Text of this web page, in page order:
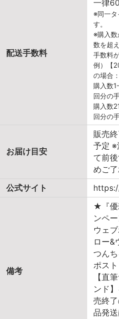
配送手数料
一律
※同一タ
す。
※購入数
数を超
手数料
例）【
の場合：
購入数
回分の
購入数
回分の
お届け目安
販売
予定 ※
て前
めご了
公式サイト
備考
★『優
ンペ
ウェ
ロー&
つん
ポス
【直
ンド
売終
品発